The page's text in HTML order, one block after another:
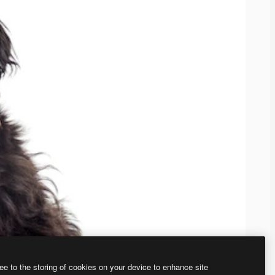
to the storing of cookies on your device to enhance site